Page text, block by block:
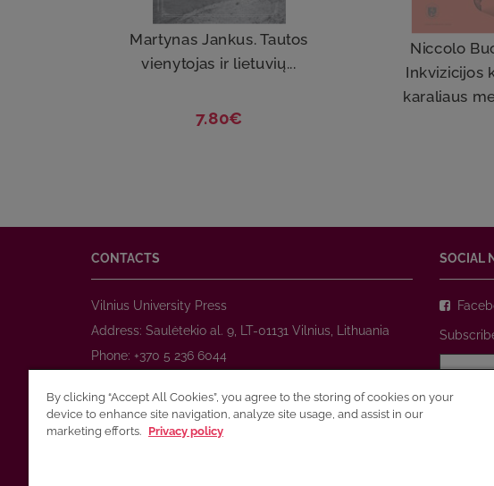
Martynas Jankus. Tautos
vienytojas ir lietuvių...
7.80€
Niccolo
Inkvizicijos
karaliaus
CONTACTS
Vilnius University Press
Address: Saulėtekio al. 9, LT-01131 Vilnius, Lithuania
Phone: +370 5 236 6044
E-mail:prekyba@leidykla.vu.lt
www.journals.vu.lt
SOCIAL
By clicking “Accept All Cookies”, you agree to the storing of cookies on your
device to enhance site navigation, analyze site usage, and assist in our
marketing efforts. Privacy policy